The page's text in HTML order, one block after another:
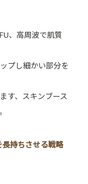
、高周波で肌質
プし細かい部分を
す、スキンブース
持ちさせる戦略